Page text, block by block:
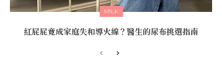
MILK
紅屁屁竟成家庭失和導火線？醫生的尿布挑選指南